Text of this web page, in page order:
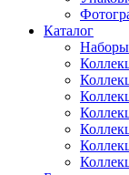
Каталог
Наборы